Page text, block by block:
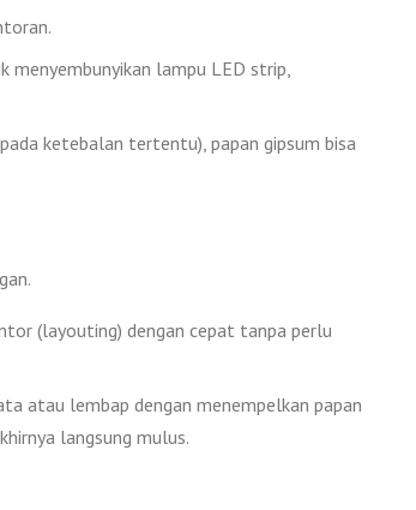
menyembunyikan lampu LED strip,
ketebalan tertentu), papan gipsum bisa
(layouting) dengan cepat tanpa perlu
atau lembap dengan menempelkan papan
langsung mulus.